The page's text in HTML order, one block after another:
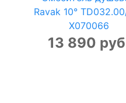
Ravak 10°
X070066
13 890